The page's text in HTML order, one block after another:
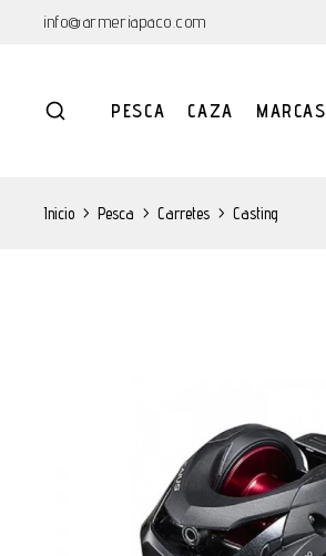
info@armeriapaco.com
PESCA CAZA MARCAS
Inicio > Pesca > Carretes > Casting